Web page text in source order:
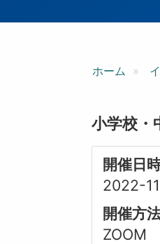
ホーム
小学校・
開催日
2022-
開催方
ZOOM